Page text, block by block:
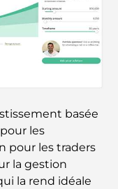
désert de Dubaï :
Tesla : l'innovation
les plusbasée
les
pour les traders
la gestion
la rend idéale